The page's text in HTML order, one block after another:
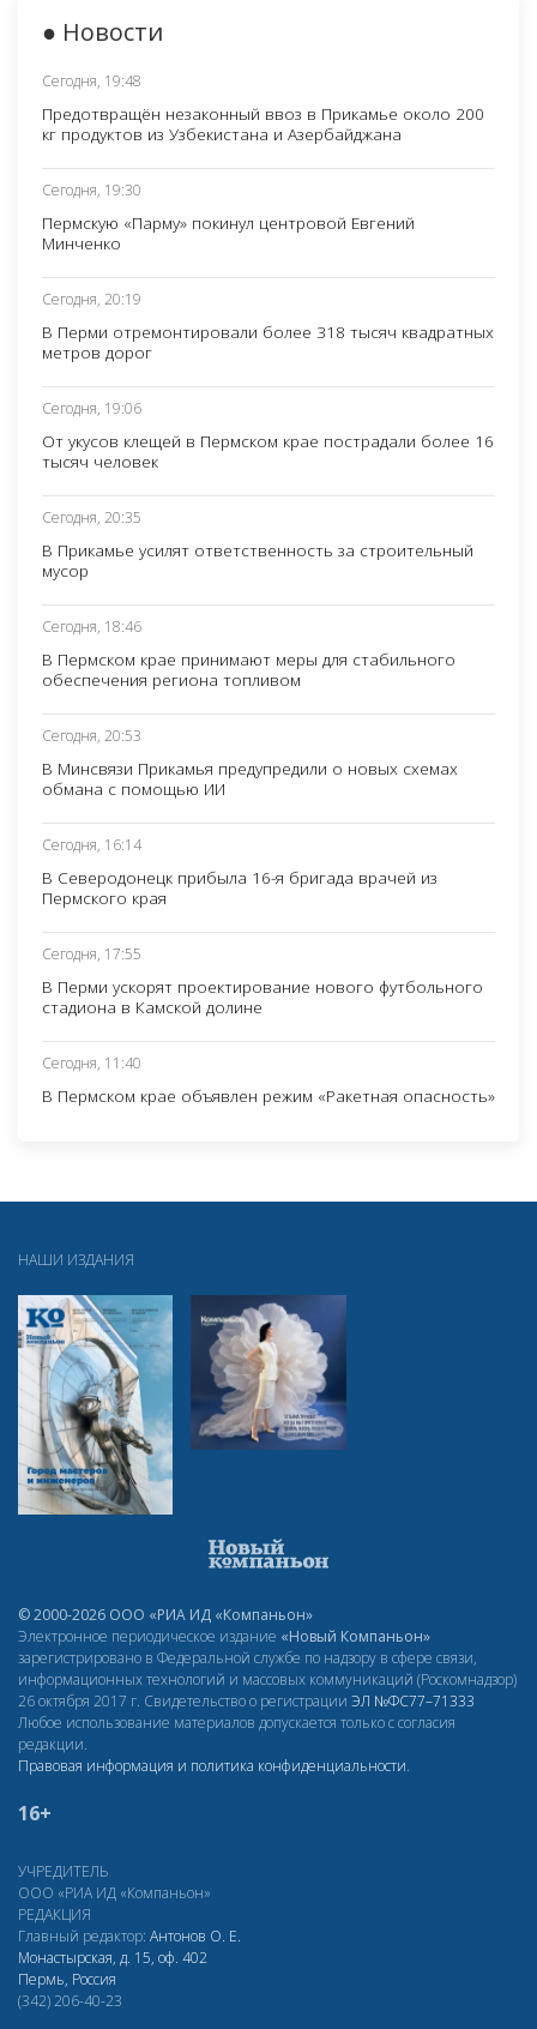
● Новости
Сегодня, 19:48
Предотвращён незаконный ввоз в Прикамье около 200
кг продуктов из Узбекистана и Азербайджана
Сегодня, 19:30
Пермскую «Парму» покинул центровой Евгений
Минченко
Сегодня, 20:19
В Перми отремонтировали более 318 тысяч квадратных
метров дорог
Сегодня, 19:06
От укусов клещей в Пермском крае пострадали более 16
тысяч человек
Сегодня, 20:35
В Прикамье усилят ответственность за строительный
мусор
Сегодня, 18:46
В Пермском крае принимают меры для стабильного
обеспечения региона топливом
Сегодня, 20:53
В Минсвязи Прикамья предупредили о новых схемах
обмана с помощью ИИ
Сегодня, 16:14
В Северодонецк прибыла 16-я бригада врачей из
Пермского края
Сегодня, 17:55
В Перми ускорят проектирование нового футбольного
стадиона в Камской долине
Сегодня, 11:40
В Пермском крае объявлен режим «Ракетная опасность»
НАШИ ИЗДАНИЯ
© 2000-2026 ООО «РИА ИД «Компаньон»
Электронное периодическое издание «Новый Компаньон»
зарегистрировано в Федеральной службе по надзору в сфере связи,
информационных технологий и массовых коммуникаций (Роскомнадзор)
26 октября 2017 г. Свидетельство о регистрации ЭЛ №ФС77–71333
Любое использование материалов допускается только с согласия
редакции.
Правовая информация и политика конфиденциальности.
16+
УЧРЕДИТЕЛЬ
ООО «РИА ИД «Компаньон»
РЕДАКЦИЯ
Главный редактор: Антонов О. Е.
Монастырская, д. 15, оф. 402
Пермь, Россия
(342) 206-40-23